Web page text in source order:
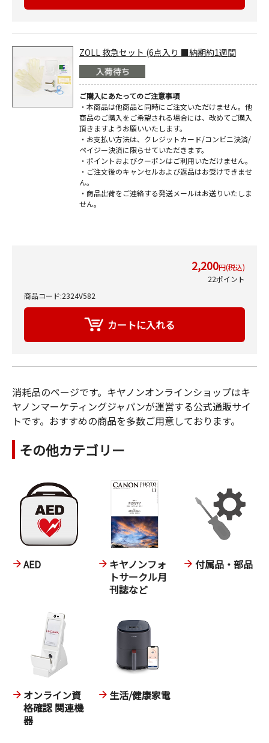
ZOLL 救急セット (6点入り ■納期約1週間
ご購入にあたってのご注意事項
・本商品は他商品と同時にご注文いただけません。他
商品のご購入をご希望される場合には、改めてご購入
頂きますようお願いいたします。
・お支払い方法は、クレジットカード/コンビニ決済/
ペイジー決済に限らせていただきます。
・ポイントおよびクーポンはご利用いただけません。
・ご注文後のキャンセルおよび返品はお受けできませ
ん。
・商品出荷をご連絡する発送メールはお送りいたしま
せん。
2,200円(税込)
22ポイント
商品コード:2324V582
消耗品のページです。キヤノンオンラインショップはキ
ヤノンマーケティングジャパンが運営する公式通販サイ
トです。おすすめの商品を多数ご用意しております。
その他カテゴリー
AED
キヤノンフォ
トサークル月
刊誌など
付属品・部品
オンライン資
格確認 関連機
器
生活/健康家電